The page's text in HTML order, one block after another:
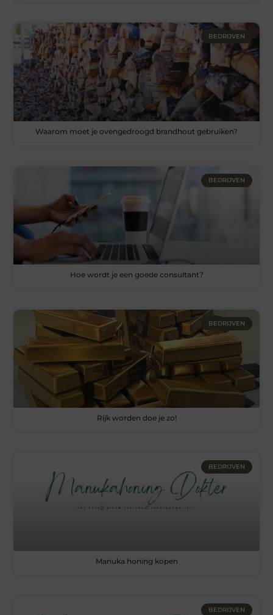
BEDRIJVEN
Waarom moet je ovengedroogd brandhout gebruiken?
BEDRIJVEN
Hoe wordt je een goede consultant?
BEDRIJVEN
Rijk worden doe je zo!
BEDRIJVEN
Manuka honing kopen
BEDRIJVEN